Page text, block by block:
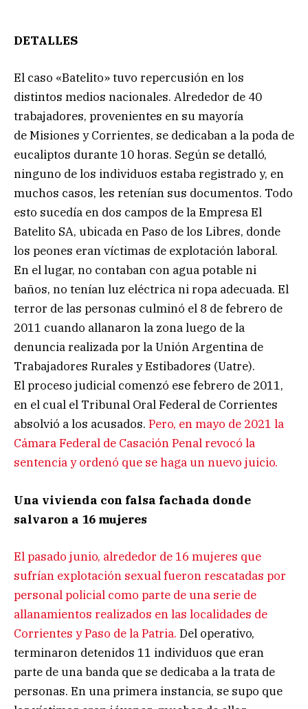
DETALLES
El caso «Batelito» tuvo repercusión en los
distintos medios nacionales. Alrededor de 40
trabajadores, provenientes en su mayoría
de Misiones y Corrientes, se dedicaban a la poda de
eucaliptos durante 10 horas. Según se detalló,
ninguno de los individuos estaba registrado y, en
muchos casos, les retenían sus documentos. Todo
esto sucedía en dos campos de la Empresa El
Batelito SA, ubicada en Paso de los Libres, donde
los peones eran víctimas de explotación laboral.
En el lugar, no contaban con agua potable ni
baños, no tenían luz eléctrica ni ropa adecuada. El
terror de las personas culminó el 8 de febrero de
2011 cuando allanaron la zona luego de la
denuncia realizada por la Unión Argentina de
Trabajadores Rurales y Estibadores (Uatre).
El proceso judicial comenzó ese febrero de 2011,
en el cual el Tribunal Oral Federal de Corrientes
absolvió a los acusados. Pero, en mayo de 2021 la
Cámara Federal de Casación Penal revocó la
sentencia y ordenó que se haga un nuevo juicio.
Una vivienda con falsa fachada donde
salvaron a 16 mujeres
El pasado junio, alrededor de 16 mujeres que
sufrían explotación sexual fueron rescatadas por
personal policial como parte de una serie de
allanamientos realizados en las localidades de
Corrientes y Paso de la Patria. Del operativo,
terminaron detenidos 11 individuos que eran
parte de una banda que se dedicaba a la trata de
personas. En una primera instancia, se supo que